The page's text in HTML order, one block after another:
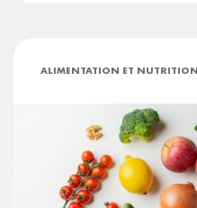
ALIMENTATION ET NUTRITION